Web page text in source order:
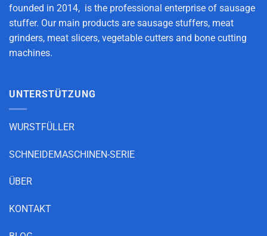
founded in 2014, is the professional enterprise of sausage
stuffer. Our main products are sausage stuffers, meat
grinders, meat slicers, vegetable cutters and bone cutting
machines.
UNTERSTÜTZUNG
WURSTFÜLLER
SCHNEIDEMASCHINEN-SERIE
ÜBER
KONTAKT